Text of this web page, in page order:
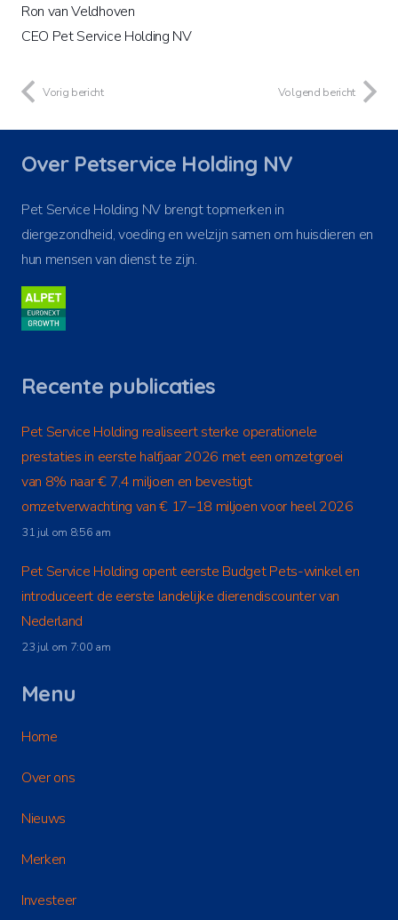
Ron van Veldhoven
CEO Pet Service Holding NV
Vorig bericht Volgend bericht
Over Petservice Holding NV
Pet Service Holding NV brengt topmerken in
diergezondheid, voeding en welzijn samen om huisdieren en
hun mensen van dienst te zijn.
Recente publicaties
Pet Service Holding realiseert sterke operationele
prestaties in eerste halfjaar 2026 met een omzetgroei
van 8% naar € 7,4 miljoen en bevestigt
omzetverwachting van € 17–18 miljoen voor heel 2026
31 jul om 8:56 am
Pet Service Holding opent eerste Budget Pets-winkel en
introduceert de eerste landelijke dierendiscounter van
Nederland
23 jul om 7:00 am
Menu
Home
Over ons
Nieuws
Merken
Investeer